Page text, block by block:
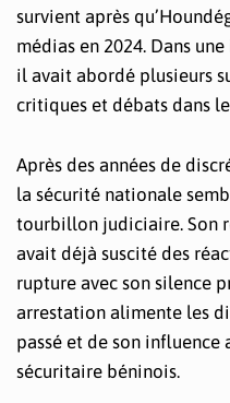
survient après
médias en 2024. Dans
il avait abordé plusieurs
critiques et débats dans
Après des années de
la sécurité nationale
tourbillon judiciaire. Son
avait déjà suscité des
rupture avec son silence
arrestation alimente les
passé et de son influence
sécuritaire béninois.